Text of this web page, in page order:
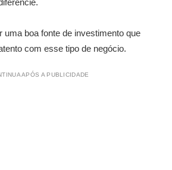
uma boa fonte de investimento que
com esse tipo de negócio.
APÓS A PUBLICIDADE